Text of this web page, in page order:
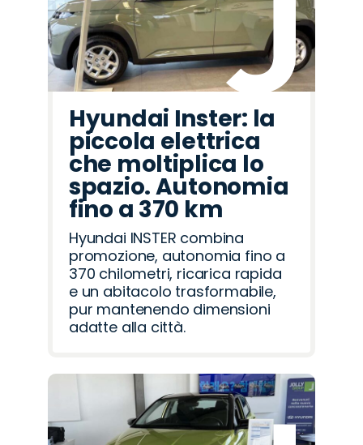
Hyundai Inster: la
piccola elettrica
che moltiplica lo
spazio. Autonomia
fino a 370 km
Hyundai INSTER combina
promozione, autonomia fino a
370 chilometri, ricarica rapida
e un abitacolo trasformabile,
pur mantenendo dimensioni
adatte alla città.